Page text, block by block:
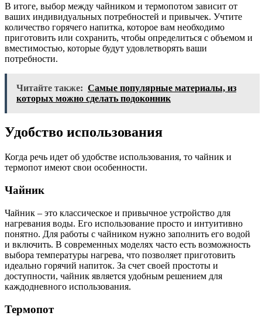
В итоге, выбор между чайником и термопотом зависит от
ваших индивидуальных потребностей и привычек. Учтите
количество горячего напитка, которое вам необходимо
приготовить или сохранить, чтобы определиться с объемом и
вместимостью, которые будут удовлетворять ваши
потребности.
Читайте также: Самые популярные материалы, из
которых можно сделать подоконник
Удобство использования
Когда речь идет об удобстве использования, то чайник и
термопот имеют свои особенности.
Чайник
Чайник – это классическое и привычное устройство для
нагревания воды. Его использование просто и интуитивно
понятно. Для работы с чайником нужно заполнить его водой
и включить. В современных моделях часто есть возможность
выбора температуры нагрева, что позволяет приготовить
идеально горячий напиток. За счет своей простоты и
доступности, чайник является удобным решением для
каждодневного использования.
Термопот